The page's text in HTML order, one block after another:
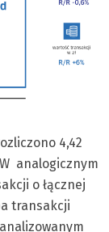
4,42
analogicznym
o łącznej
transakcji